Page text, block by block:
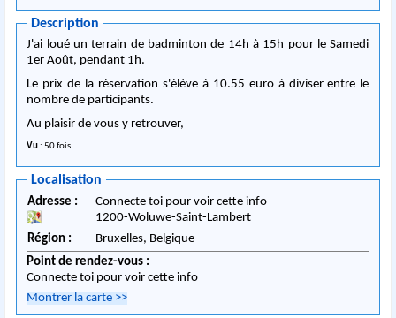
Description
J'ai loué un terrain de badminton de 14h à 15h pour le Samedi
1er Août, pendant 1h.
Le prix de la réservation s'élève à 10.55 euro à diviser entre le
nombre de participants.
Au plaisir de vous y retrouver,
Vu : 50 fois
Localisation
Adresse :
Connecte toi pour voir cette info
1200-Woluwe-Saint-Lambert
Région :
Bruxelles, Belgique
Point de rendez-vous :
Connecte toi pour voir cette info
Montrer la carte >>